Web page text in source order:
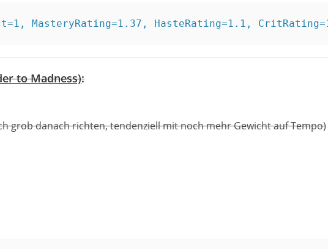
MasteryRating=1.37, HasteRating=1.1,
to Madness):
grob danach richten, tendenziell mit noch mehr Gewicht auf Tempo)